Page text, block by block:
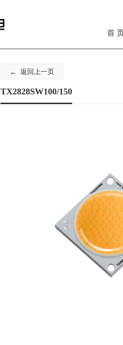
首
返回上一页
TX2828SW100/150